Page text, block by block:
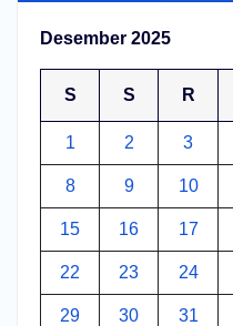
Desember 2025
S S R
1 2 3
8 9 10
15 16 17
22 23 24
29 30 31